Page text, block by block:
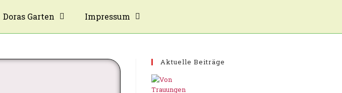
Doras Garten Impressum
Aktuelle Beiträge